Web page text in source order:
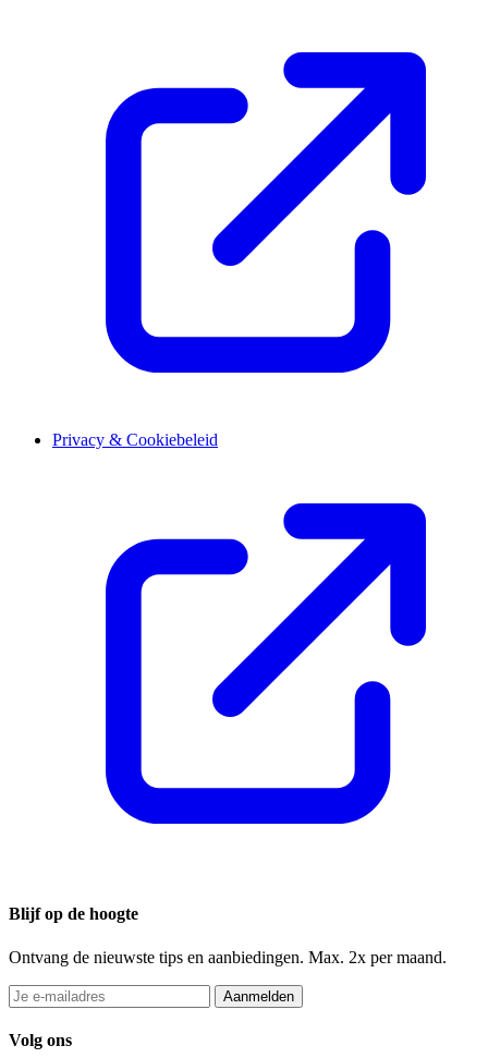
Privacy & Cookiebeleid
Blijf op de hoogte
Ontvang de nieuwste tips en aanbiedingen. Max. 2x per maand.
Aanmelden
Volg ons